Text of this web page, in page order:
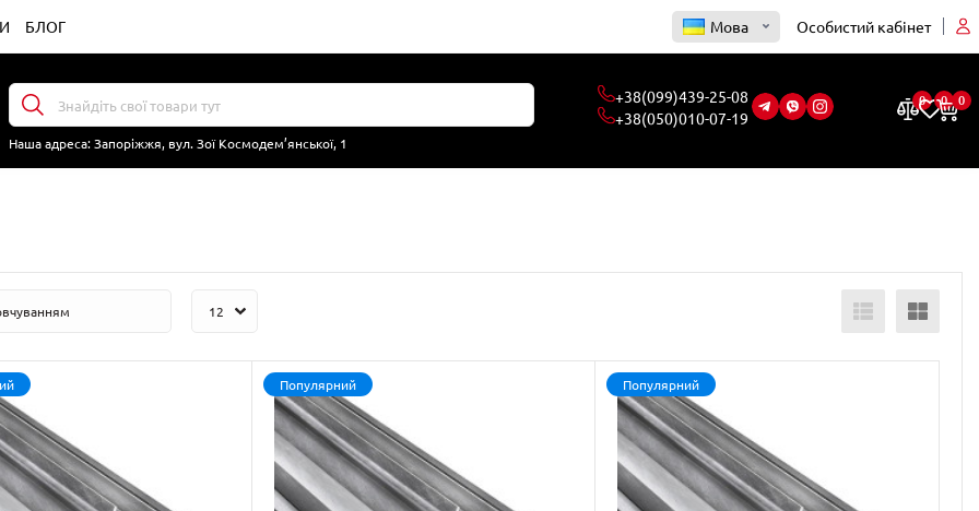
БЛОГ Мова Особистий кабінет
Наша адреса:Запоріжжя, вул. Зої Космодем’янської, 1
0 0 0
Популярний Популярний